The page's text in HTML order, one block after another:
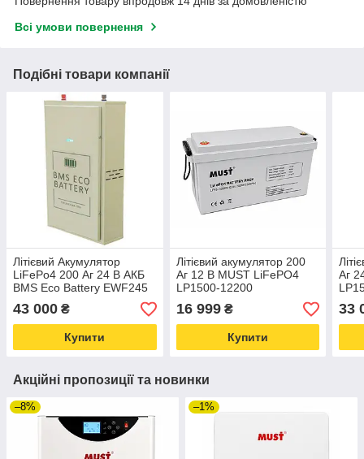
Всі умови повернення
Подібні товари компанії
Літієвий Акумулятор
LiFePo4 200 Аг 24 В АКБ
BMS Eco Battery EWF245
43 000 ₴
Купити
Літієвий акумулятор 200
Аг 12 В MUST LiFePO4
LP1500-12200
16 999₴
Купити
Аг
33
Акційні пропозиції та новинки
–8% –1%